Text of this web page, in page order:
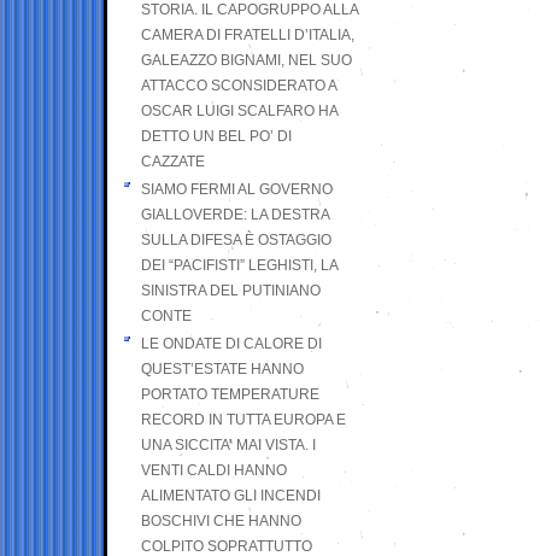
STORIA. IL CAPOGRUPPO ALLA
CAMERA DI FRATELLI D’ITALIA,
GALEAZZO BIGNAMI, NEL SUO
ATTACCO SCONSIDERATO A
OSCAR LUIGI SCALFARO HA
DETTO UN BEL PO’ DI
CAZZATE
SIAMO FERMI AL GOVERNO
GIALLOVERDE: LA DESTRA
SULLA DIFESA È OSTAGGIO
DEI “PACIFISTI” LEGHISTI, LA
SINISTRA DEL PUTINIANO
CONTE
LE ONDATE DI CALORE DI
QUEST’ESTATE HANNO
PORTATO TEMPERATURE
RECORD IN TUTTA EUROPA E
UNA SICCITA’ MAI VISTA. I
VENTI CALDI HANNO
ALIMENTATO GLI INCENDI
BOSCHIVI CHE HANNO
COLPITO SOPRATTUTTO